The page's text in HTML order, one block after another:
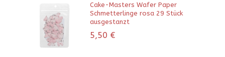
Cake-Masters Wafer Paper
Schmetterlinge rosa 29 Stück
ausgestanzt
5,50 €